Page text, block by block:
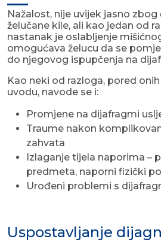
Nažalost, nije uvijek jasno
želučane kile, ali kao jedan od
nastanak je oslabljenje
omogućava želucu da se
do njegovog ispupčenja na
Kao neki od razloga, pored
uvodu, navode se i:
Promjene na dijafragmi
Traume nakon
zahvata
Izlaganje tijela naporima –
predmeta, naporni fizički
Urođeni problemi s
Uspostavljanje